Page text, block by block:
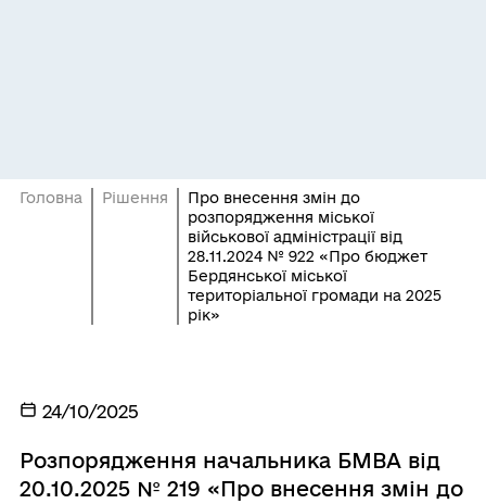
Головна Рішення
Про внесення змін до
розпорядження міської
військової адміністрації від
28.11.2024 № 922 «Про бюджет
Бердянської міської
територіальної громади на 2025
рік»
24/10/2025
Розпорядження начальника БМВА від
20.10.2025 № 219 «Про внесення змін до